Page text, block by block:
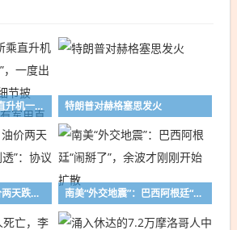
官方证实“特朗普所乘直升机一度与客机距离过近”，一度出现“间隔丧失”，更多细节披露；涉事机场附近曾有军用直升机撞上客机致67人丧生 特朗普对赫格塞思发火
卡塔尔官员放话，油价两天跌11.9%！美财长“剧透”：协议可能很快就签 南美“外交地震”：巴西阿根廷“闹掰了”，余波才刚刚开始扩散